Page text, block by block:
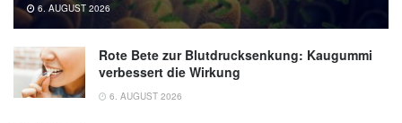
6. AUGUST 2026
Rote Bete zur Blutdrucksenkung: Kaugummi
verbessert die Wirkung
6. AUGUST 2026